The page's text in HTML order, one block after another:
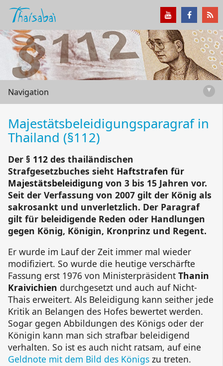
Navigation ▾
Majestätsbeleidigungs­paragraf in
Thailand (§112)
Der § 112 des thailändischen
Strafgesetzbuches sieht Haftstrafen für
Majestätsbeleidigung von 3 bis 15 Jahren vor.
Seit der Verfassung von 2007 gilt der König als
sakrosankt und unverletzlich. Der Paragraf
gilt für beleidigende Reden oder Handlungen
gegen König, Königin, Kronprinz und Regent.
Er wurde im Lauf der Zeit immer mal wieder
modifiziert. So wurde die heutige verschärfte
Fassung erst 1976 von Ministerpräsident Thanin
Kraivichien durchgesetzt und auch auf Nicht-
Thais erweitert. Als Beleidigung kann seither jede
Kritik an Belangen des Hofes bewertet werden.
Sogar gegen Abbildungen des Königs oder der
Königin kann man sich strafbar beleidigend
verhalten. So ist es auch nicht ratsam, auf eine
Geldnote mit dem Bild des Königs zu treten.